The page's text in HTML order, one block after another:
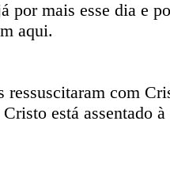
por mais esse dia e
aqui.
ressuscitaram com
está assentado